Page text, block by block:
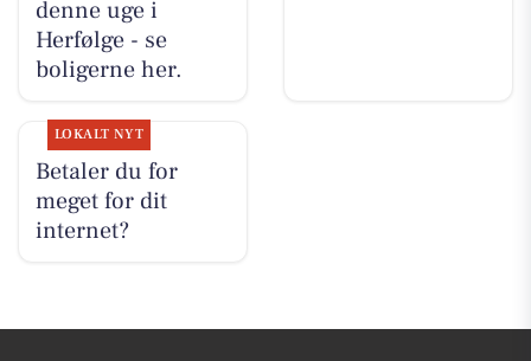
denne uge i
Herfølge - se
boligerne her.
LOKALT NYT
Betaler du for
meget for dit
internet?